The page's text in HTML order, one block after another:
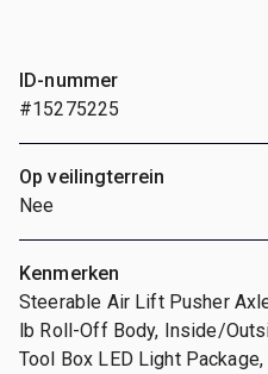
ID-nummer
#15275225
Op veilingterrein
Nee
Kenmerken
Steerable Air Lift Pusher
lb Roll-Off Body, Inside/
Tool Box LED Light